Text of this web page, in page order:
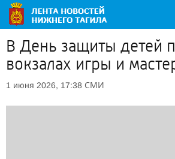
В День защиты детей
вокзалах игры и
1 июня 2026, 17:38 СМИ